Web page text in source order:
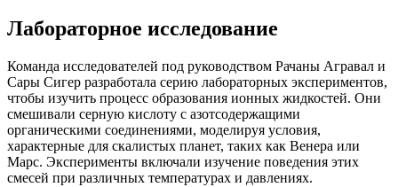
Лабораторное исследование
Команда исследователей под руководством Рачаны Агравал и
Сары Сигер разработала серию лабораторных экспериментов,
чтобы изучить процесс образования ионных жидкостей. Они
смешивали серную кислоту с азотсодержащими
органическими соединениями, моделируя условия,
характерные для скалистых планет, таких как Венера или
Марс. Эксперименты включали изучение поведения этих
смесей при различных температурах и давлениях.